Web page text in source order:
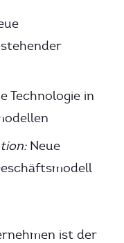
Technologie in
Neue
ist der